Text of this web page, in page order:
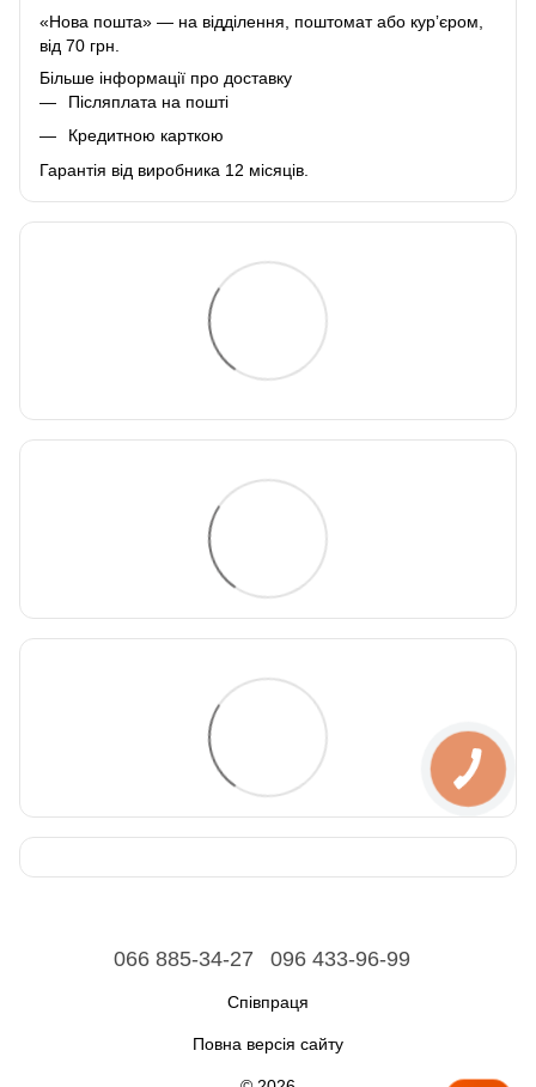
«Нова пошта» — на відділення, поштомат або курʼєром,
від 70 грн.
Більше інформації про доставку
Післяплата на пошті
Кредитною карткою
Гарантія від виробника 12 місяців.
066 885-34-27 096 433-96-99
Співпраця
Повна версія сайту